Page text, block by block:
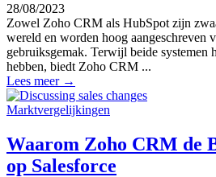
28/08/2023
Zowel Zoho CRM als HubSpot zijn
wereld en worden hoog aangeschreven
gebruiksgemak. Terwijl beide systemen
hebben, biedt Zoho CRM ...
Lees meer →
Marktvergelijkingen
Waarom Zoho CRM de
op Salesforce